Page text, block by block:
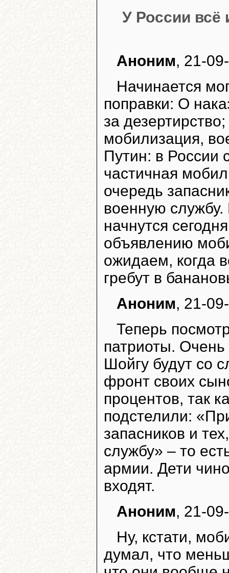
У России всё
Аноним, 21-
Начинается
поправки: О
за
мобилизация,
Путин: в России
частичная
очередь
военную
начнутся
объявлению
ожидаем, когда
гребут в
Аноним, 21-
Теперь
патриоты. Очень
Шойгу будут со
фронт своих
процентов, так
подстелили:
запасников и
службу» – то
армии. Дети
входят.
Аноним, 21-
Ну, кстати,
думал, что